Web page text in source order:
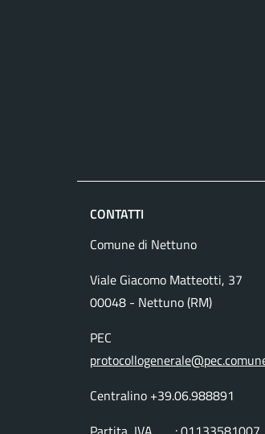
CONTATTI
Comune di Nettuno
Viale Giacomo Matteotti, 37
00048 - Nettuno (RM)
PEC
Centralino +39.06.988891